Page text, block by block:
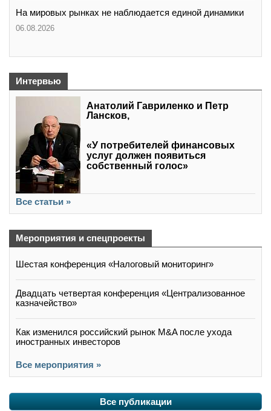
На мировых рынках не наблюдается единой динамики
06.08.2026
Интервью
Анатолий Гавриленко и Петр
Лансков,
«У потребителей финансовых
услуг должен появиться
собственный голос»
Все статьи »
Мероприятия и спецпроекты
Шестая конференция «Налоговый мониторинг»
Двадцать четвертая конференция «Централизованное
казначейство»
Как изменился российский рынок M&A после ухода
иностранных инвесторов
Все мероприятия »
Все публикации